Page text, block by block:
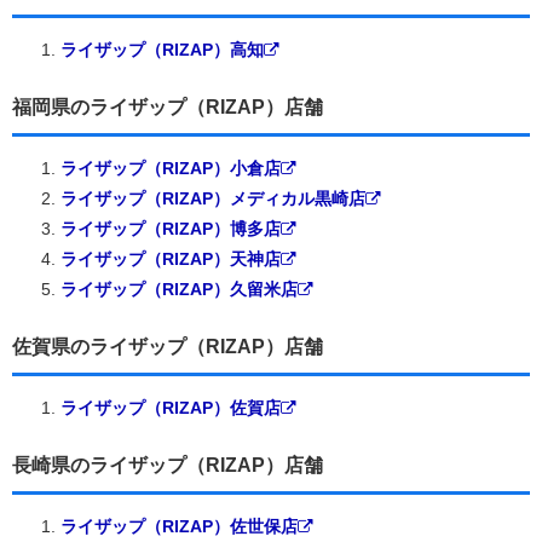
ライザップ（RIZAP）高知
福岡県のライザップ（RIZAP）店舗
ライザップ（RIZAP）小倉店
ライザップ（RIZAP）メディカル黒崎店
ライザップ（RIZAP）博多店
ライザップ（RIZAP）天神店
ライザップ（RIZAP）久留米店
佐賀県のライザップ（RIZAP）店舗
ライザップ（RIZAP）佐賀店
長崎県のライザップ（RIZAP）店舗
ライザップ（RIZAP）佐世保店